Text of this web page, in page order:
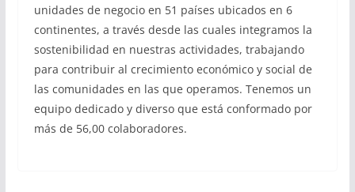
unidades de negocio en 51 países ubicados en 6
continentes, a través desde las cuales integramos la
sostenibilidad en nuestras actividades, trabajando
para contribuir al crecimiento económico y social de
las comunidades en las que operamos. Tenemos un
equipo dedicado y diverso que está conformado por
más de 56,00 colaboradores.